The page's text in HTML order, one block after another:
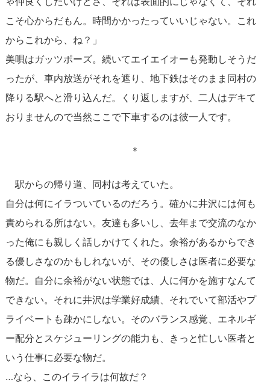
こそ心からだもん。時間かかったっていいじゃない。これ
からこれから、ね？」
美唄はガッツポーズ。続いてエイエイオーも発動しそうだ
ったが、車内放送がそれを遮り、地下鉄はそのまま同村の
降りる駅へと滑り込んだ。くり返しますが、二人はデキて
おりませんので当然ここで下車するのは彼一人です。
＊
駅からの帰り道、同村は考えていた。
自分は何にイラついているのだろう。確かに井沢には何も
責められる所はない。友達も多いし、去年まで交流のなか
った俺にも親しく話しかけてくれた。余裕があるからでき
る優しさなのかもしれないが、その優しさは医者に必要な
物だ。自分に余裕がない状態では、人に何かを施すなんて
できない。それに井沢は学業好成績、それでいて部活やプ
ライベートも疎かにしない。そのバランス感覚、エネルギ
ー配分とスケジューリングの能力も、きっと忙しい医者と
いう仕事に必要な物だ。
…なら、このイライラは何故だ？